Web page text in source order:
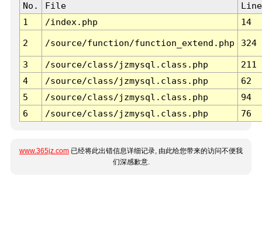
No. File
Line
1
/index.php 14
2 /source/function/function_extend.php 324
3 /source/class/jzmysql.class.php
211
4
/source/class/jzmysql.class.php
62
5
/source/class/jzmysql.class.php
94
6
/source/class/jzmysql.class.php 76
www.365jz.com 已经将此出错信息详细记录, 由此给您带来的访问不便我
们深感歉意.